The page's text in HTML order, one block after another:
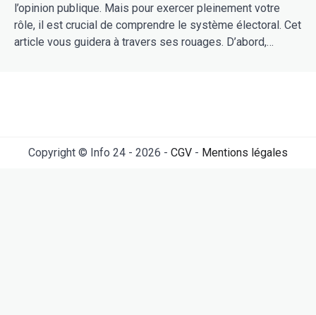
l’opinion publique. Mais pour exercer pleinement votre
rôle, il est crucial de comprendre le système électoral. Cet
article vous guidera à travers ses rouages. D’abord,…
Copyright © Info 24 - 2026 - CGV - Mentions légales